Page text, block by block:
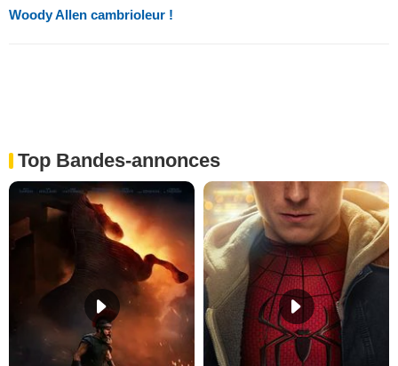
Woody Allen cambrioleur !
Top Bandes-annonces